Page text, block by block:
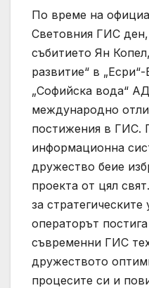
По време на
Световния ГИС ден,
събитието Ян
развитие“ в
„Софийска вода“
международно
постижения в ГИС.
информационна
дружество беие
проекта от цял
за стратегическите
операторът
съвременни ГИС
дружеството
процесите си и